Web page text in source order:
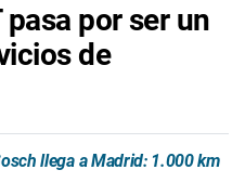
pasa por ser un
de
llega a Madrid: 1.000 km